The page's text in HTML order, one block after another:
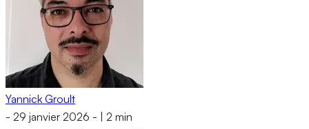
Yannick Groult
- 29 janvier 2026 - 2 min